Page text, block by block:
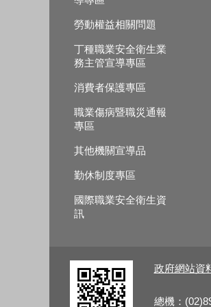
勞動權益相關問題
丁種職業安全衛生業
務主管宣導專區
消費者保護專區
職業傷病暨職災通報
專區
其他機關宣導品
勤休制度專區
國際職業安全衛生資
訊
政府網站資
總機：